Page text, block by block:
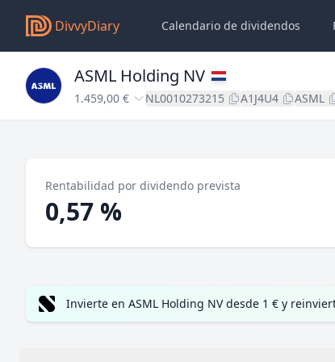
DivvyDiary Calendario de dividendos
ASML Holding NV
1.459,00 € NL0010273215 A1J4U4 ASML
Rentabilidad por dividendo prevista
0,57 %
Invierte en ASML Holding NV desde 1 € y